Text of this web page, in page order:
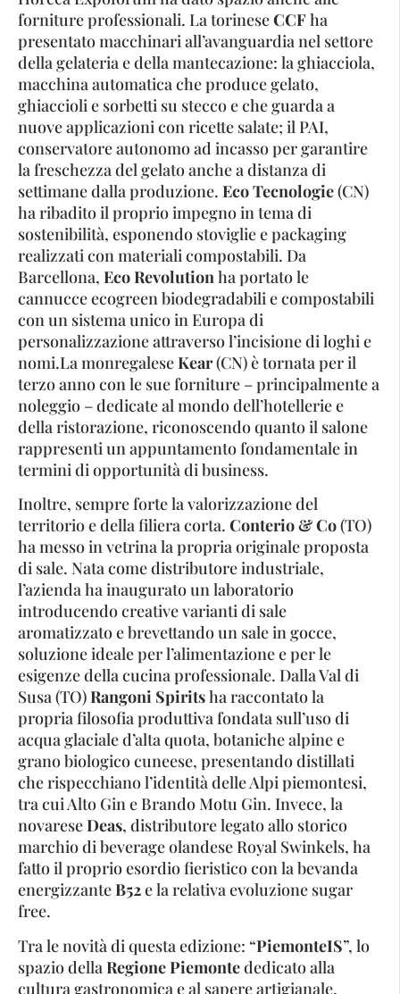
forniture professionali. La torineseCCFha
presentato macchinari all’avanguardia nel settore
della gelateria e della mantecazione: la ghiacciola,
macchina automatica che produce gelato,
ghiaccioli e sorbetti su stecco e che guarda a
nuove applicazioni con ricette salate; il PAI,
conservatore autonomo ad incasso per garantire
la freschezza del gelato anche a distanza di
settimane dalla produzione. Eco Tecnologie(CN)
ha ribadito il proprio impegno in tema di
sostenibilità, esponendo stoviglie e packaging
realizzati con materiali compostabili. Da
Barcellona, Eco Revolutionha portato le
cannucce ecogreen biodegradabili e compostabili
con un sistema unico in Europa di
personalizzazione attraverso l’incisione di loghi e
nomi.La monregaleseKear(CN) è tornata per il
terzo anno con le sue forniture – principalmente a
noleggio – dedicate al mondo dell’hotellerie e
della ristorazione, riconoscendo quanto il salone
rappresenti un appuntamento fondamentale in
termini di opportunità di business.
Inoltre, sempre forte la valorizzazione del
territorio e della filiera corta. Conterio & Co(TO)
ha messo in vetrina la propria originale proposta
di sale. Nata come distributore industriale,
l’azienda ha inaugurato un laboratorio
introducendo creative varianti di sale
aromatizzato e brevettando un sale in gocce,
soluzione ideale per l’alimentazione e per le
esigenze della cucina professionale. Dalla Val di
Susa (TO)Rangoni Spiritsha raccontato la
propria filosofia produttiva fondata sull’uso di
acqua glaciale d’alta quota, botaniche alpine e
grano biologico cuneese, presentando distillati
che rispecchiano l’identità delle Alpi piemontesi,
tra cui Alto Gin e Brando Motu Gin. Invece, la
novareseDeas, distributore legato allo storico
marchio di beverage olandese Royal Swinkels, ha
fatto il proprio esordio fieristico con la bevanda
energizzanteB52e la relativa evoluzione sugar
free.
Tra le novità di questa edizione: “PiemonteIS”, lo
spazio della Regione Piemontededicato alla
cultura gastronomica e al sapere artigianale.